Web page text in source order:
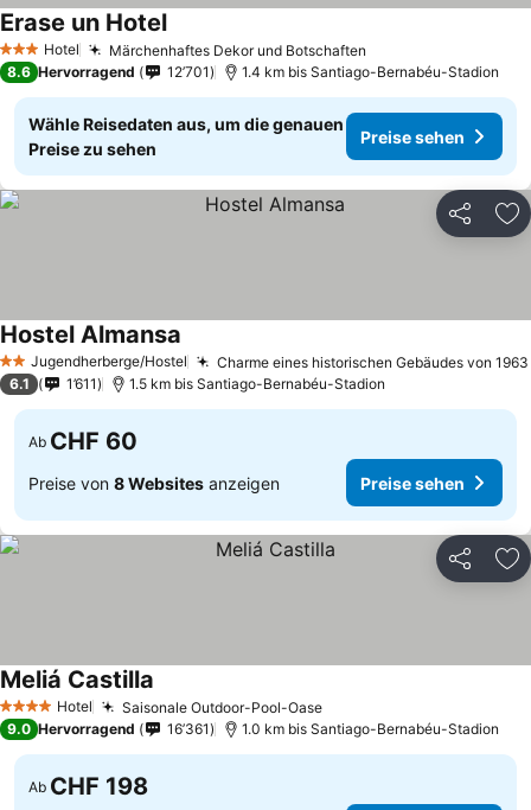
3 SterneHotel Märchenhaftes Dekor und Botschaften
Erase un HotelPreise sehen
8.6 Hervorragend 12’701 1.4 km bis Santiago-Bernabéu-Stadion
Wähle Reisedaten aus, um die genauen
Preise zu sehen
Preise sehen
Teilen
2 SterneJugendherberge/Hostel Charme eines historischen Gebäudes von 1963
Hostel Almansa
6.1 1’611 1.5 km bis Santiago-Bernabéu-Stadion
Ab CHF 60
Preise von 8 Websites anzeigen Preise sehen
Teilen
4 Sterne Hotel Saisonale Outdoor-Pool-OasePreise sehen
Meliá Castilla
9.0 Hervorragend 16’361 1.0 km bis Santiago-Bernabéu-Stadion
Ab CHF 198